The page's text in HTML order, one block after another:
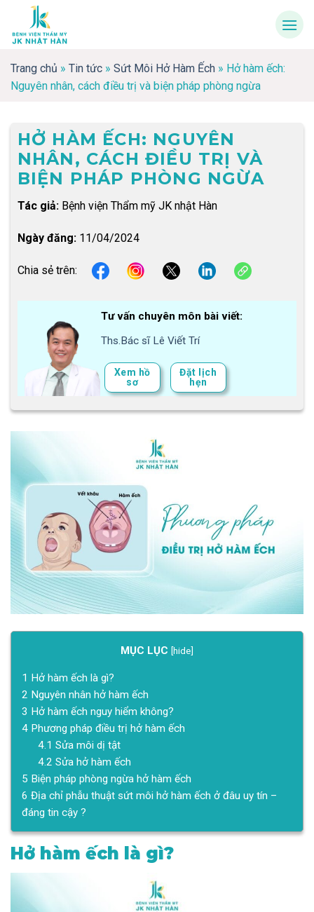
content
Trang chủ » Tin tức » Sứt Môi Hở Hàm Ếch » Hở hàm ếch:
Nguyên nhân, cách điều trị và biện pháp phòng ngừa
HỞ HÀM ẾCH: NGUYÊN
NHÂN, CÁCH ĐIỀU TRỊ VÀ
BIỆN PHÁP PHÒNG NGỪA
Tác giả:Bệnh viện Thẩm mỹ JK nhật Hàn
Ngày đăng:11/04/2024
Chia sẻ trên:
Tư vấn chuyên môn bài viết:
Ths.Bác sĩ Lê Viết Trí
Xem hồ
sơ
Đặt lịch
hẹn
MỤC LỤC [hide]
1 Hở hàm ếch là gì?
2 Nguyên nhân hở hàm ếch
3 Hở hàm ếch nguy hiểm không?
4 Phương pháp điều trị hở hàm ếch
4.1 Sửa môi dị tật
4.2 Sửa hở hàm ếch
5 Biện pháp phòng ngừa hở hàm ếch
6 Địa chỉ phẫu thuật sứt môi hở hàm ếch ở đâu uy tín –
đáng tin cậy ?
Hở hàm ếch là gì?